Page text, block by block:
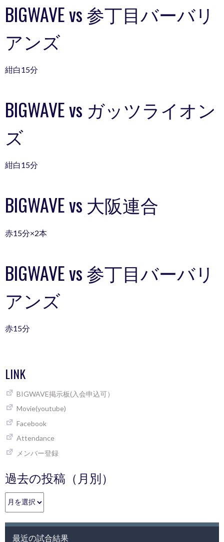
BIGWAVE vs 参丁目バーバリ
アンズ
紺白15分
BIGWAVE vs ガッツライオン
ズ
紺白15分
BIGWAVE vs 大阪連合
赤15分×2本
BIGWAVE vs 参丁目バーバリ
アンズ
赤15分
LINK
BIGWAVE掲示板(入会申込可）
Movie(youtube)
Facebook
Attendance
メンバー登録
過去の投稿（月別）
過
去
投
最近の試合結果